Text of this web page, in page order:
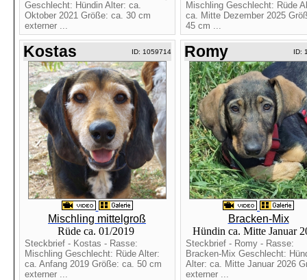
Geschlecht: Hündin Alter: ca.
Oktober 2021 Größe: ca. 30 cm
externer ...
Mischling Geschlecht: Rüde
ca. Mitte Dezember 2025
45 cm ...
Kostas ID: 1059714
Mischling mittelgroß
Rüde ca. 01/2019
Steckbrief - Kostas - Rasse:
Mischling Geschlecht: Rüde Alter:
ca. Anfang 2019 Größe: ca. 50 cm
externer ...
Romy ID:
Bracken-Mix
Hündin ca. Mitte Januar
Steckbrief - Romy - Rasse:
Bracken-Mix Geschlecht:
Alter: ca. Mitte Januar 2026
externer ...